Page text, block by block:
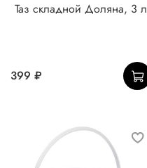
Таз складной Доляна, 3 л
399 ₽